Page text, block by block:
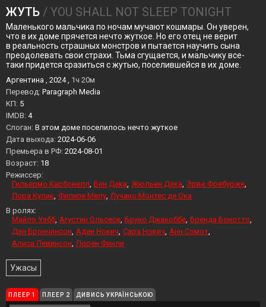
ЖУТЬ / YOU SHALL NOT SLEEP TONIGHT
Маленького мальчика по ночам мучают кошмары. Он уверен,
что в их доме прячется нечто жуткое. Но его отец не верит
в реальность страшных монстров и пытается научить сына
преодолевать свои страхи. Тьма сгущается, и мальчику все-
таки придется сразиться с жутью, поселившейся в их доме.
Аргентина , 2024 , 1ч 20м
Перевод: Paragraph Media
KП: 5
IMDB: 4
Слоган: В этом доме поселилось нечто жуткое
Дата выхода: 2024-06-06
Премьера в РФ: 2024-08-01
Возраст: 18
Режиссер:
Гильермо Карбонелл Бен Дека Жюльен Дека Эрве Фребурже
Лора Кулик Филипе Мелу Лучано Монтес де Ока
В ролях:
Майло Уэбб Агустин Ольсесе Бруно Джакоббе Бренда Бонотто
Дэн Брончинсон Аден Нокич Сара Нокич Анн Сомот
Алиса Левинсон Лорен Финли
Ужасы
ПЛЕЕР 1 ПЛЕЕР 2 ДИВИСЬ УКРАЇНСЬКОЮ